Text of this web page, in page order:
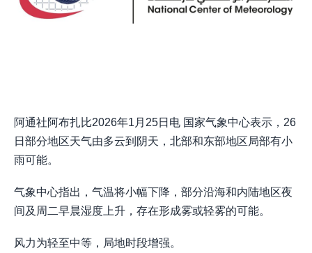
阿通社阿布扎比2026年1月25日电 国家气象中心表示，26
日部分地区天气由多云到阴天，北部和东部地区局部有小
雨可能。
气象中心指出，气温将小幅下降，部分沿海和内陆地区夜
间及周二早晨湿度上升，存在形成雾或轻雾的可能。
风力为轻至中等，局地时段增强。